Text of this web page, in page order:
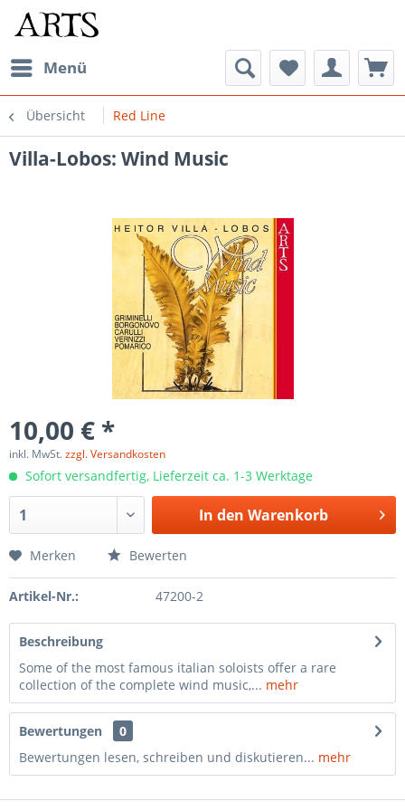
Menü
Übersicht Red Line
Villa-Lobos: Wind Music
10,00 € *
inkl. MwSt.zzgl. Versandkosten
Sofort versandfertig, Lieferzeit ca. 1-3 Werktage
In den Warenkorb
Merken Bewerten
Artikel-Nr.: 47200-2
Beschreibung
Some of the most famous italian soloists offer a rare
collection of the complete wind music,... mehr
Bewertungen
0
Bewertungen lesen, schreiben und diskutieren... mehr